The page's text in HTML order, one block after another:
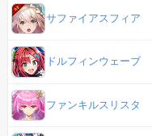
サファイアスフィア
ドルフィンウェーブ
ファンキルスリスタ